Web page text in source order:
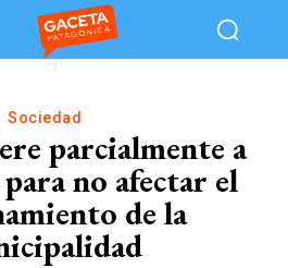
Sociedad
parcialmente a
no afectar el
de la